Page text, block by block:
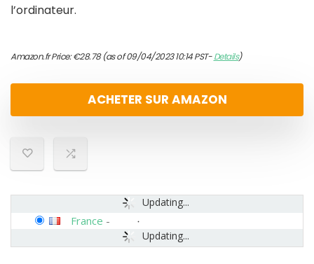
l’ordinateur.
Amazon.fr Price:€28.78(as of 09/04/2023 10:14 PST-Details)
ACHETER SUR AMAZON
Updating...
Updating...
France -